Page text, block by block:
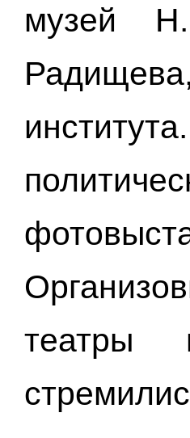
музей
театры